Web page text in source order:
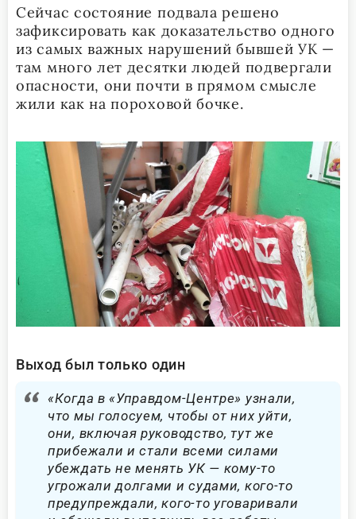
Сейчас состояние подвала решено
зафиксировать как доказательство одного
из самых важных нарушений бывшей УК —
там много лет десятки людей подвергали
опасности, они почти в прямом смысле
жили как на пороховой бочке.
Выход был только один
«Когда в «Управдом-Центре» узнали,
что мы голосуем, чтобы от них уйти,
они, включая руководство, тут же
прибежали и стали всеми силами
убеждать не менять УК — кому-то
угрожали долгами и судами, кого-то
предупреждали, кого-то уговаривали